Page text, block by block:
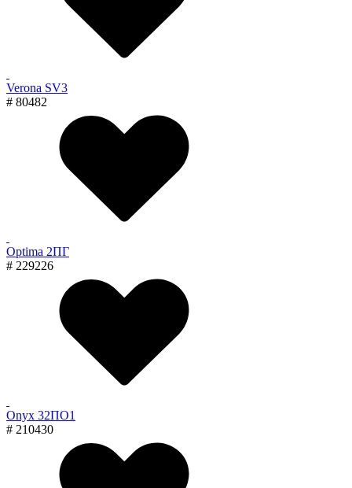
Verona SV3
# 80482
Optima 2ПГ
# 229226
Onyx 32ПО1
# 210430